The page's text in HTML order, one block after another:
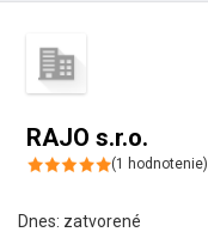
RAJO s.r.o.
(1 hodnotenie)
Dnes: zatvorené